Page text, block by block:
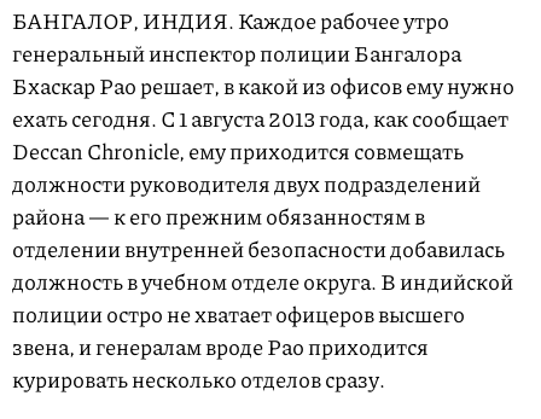
БАНГАЛОР, ИНДИЯ.Каждое рабочее утро
генеральный инспектор полиции Бангалора
Бхаскар Рао решает, в какой из офисов ему нужно
ехать сегодня. С 1 августа 2013 года, как сообщает
Deccan Chronicle, ему приходится совмещать
должности руководителя двух подразделений
района — к его прежним обязанностям в
отделении внутренней безопасности добавилась
должность в учебном отделе округа. В индийской
полиции остро не хватает офицеров высшего
звена, и генералам вроде Рао приходится
курировать несколько отделов сразу.